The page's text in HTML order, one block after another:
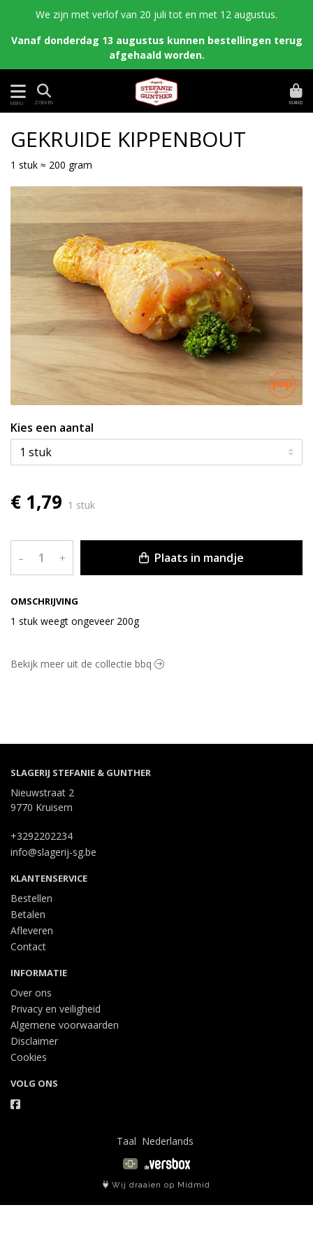
We zijn met verlof van 20 juli tot en met 12 augustus.
Vanaf donderdag 13 augustus kunnen bestellingen terug
afgehaald worden.
MENU ZOEKEN MAND
OMSCHRIJVING
1 stuk weegt ongeveer 200g
GEKRUIDE KIPPENBOUT
1 stuk ≈ 200 gram
Kies een aantal
€ 1,79 1 stuk
– + Plaats in mandje
Bekijk meer uit de collectie bbq
SLAGERIJ STEFANIE & GUNTHER
Nieuwstraat 2
9770 Kruisem
+3292202234
info@slagerij-sg.be
KLANTENSERVICE
Bestellen
Betalen
Afleveren
Contact
INFORMATIE
Over ons
Privacy en veiligheid
Algemene voorwaarden
Disclaimer
Cookies
VOLG ONS
Taal
Wij draaien op Midmid